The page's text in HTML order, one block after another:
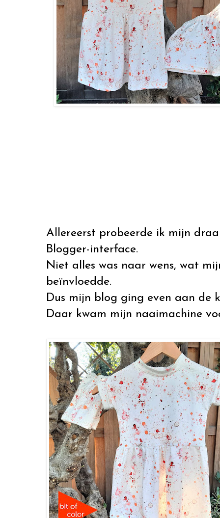
Allereerst probeerde ik mijn
Blogger-interface.
Niet alles was naar wens, wat
beïnvloedde.
Dus mijn blog ging even aan de
Daar kwam mijn naaimachine